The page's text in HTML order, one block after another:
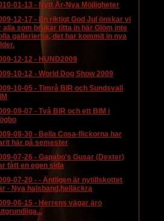
01-13 - Nytt År-Nya Möjligheter
12-17 - En riktigt God Jul önskar vi
alla som brukar titta in här Glöm inte
gallerierna, det har kommit in nya
12-12 - HUND2009
10-12 - World Dog Show 2009
10-05 - Timrå BIR och Sundsvall
09-07 - Två BIR och ett BIM i
08-30 - Bella Cosa-flickorna har
här på semester
07-26 - Gapabo's Gusar (Dexter)
fått en egen sida
07-20 - - Äntligen är nytillskottet
- Nya halsband,helläckra
06-15 - Herrens vägar äro